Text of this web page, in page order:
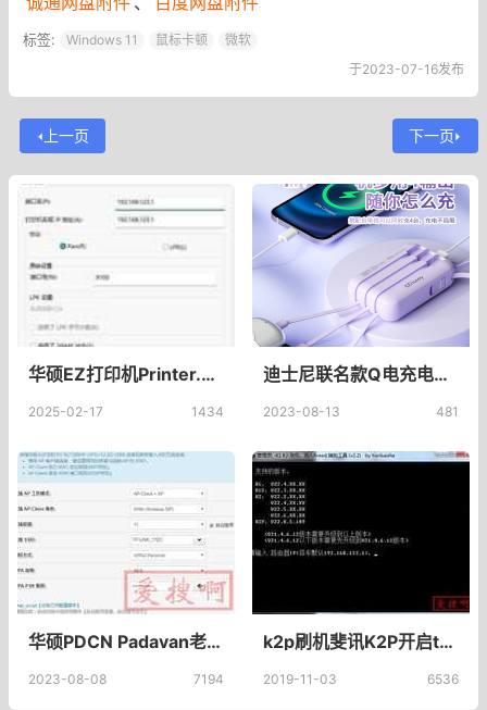
标签: Windows 11 鼠标卡顿
微软
于2023-07-16发布
上一页 下一页
华硕EZ打印机Printer.exe老毛子固件USB连接打印机支持网络打印机扫描仪
2025-02-17 1434
迪士尼联名款Q电充电宝10000毫安迷你自带线快充超薄小巧便携移动电源超大容量适用华为小米苹果专用官方正品_博依诺旗舰店
2023-08-13 481
华硕PDCN Padavan老毛子设置无线中继教程
2023-08-08 7194
k2p刷机斐讯K2P开启telnet、ssh、固件备份、斐讯K2P官方纯净版固件官方修改版
2019-11-03 6536